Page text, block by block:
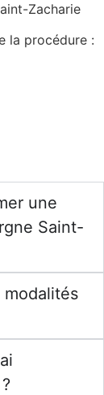
Zacharie
la procédure :
une
Saint-